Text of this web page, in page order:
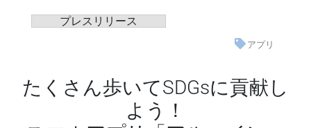
プレスリリース
アプリ
たくさん歩いてSDGsに貢献し
よう！